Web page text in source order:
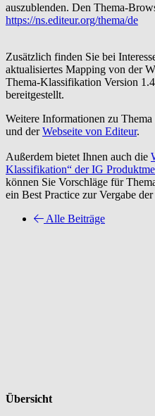
auszublenden. Den Thema-
https://ns.editeur.org/thema/de
Zusätzlich finden Sie bei
aktualisiertes Mapping von der
Thema-Klassifikation Version
bereitgestellt.
Weitere Informationen zu
und derWebseite von Editeur.
Außerdem bietet Ihnen auch die
Klassifikation“ der IG
können Sie Vorschläge für
ein Best Practice zur Vergabe
Alle Beiträge
Übersicht